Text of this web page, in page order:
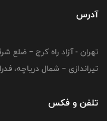
آدرس
تهران - آزاد راه کرج – ضلع
تیراندازی – شمال دریاچه،
تلفن و فکس